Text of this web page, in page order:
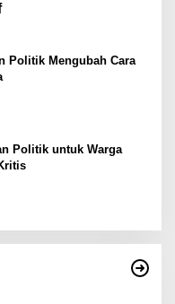
Politik Mengubah Cara
Politik untuk Warga